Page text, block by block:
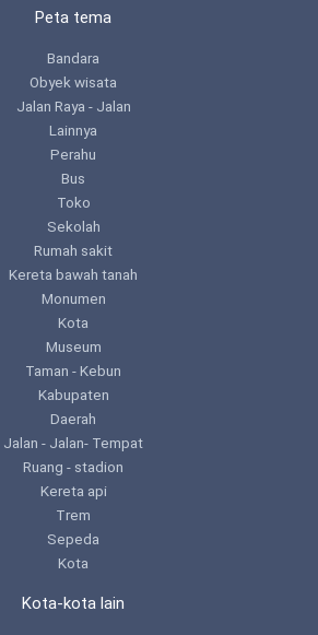
Peta tema
Bandara
Obyek wisata
Jalan Raya - Jalan
Lainnya
Perahu
Bus
Toko
Sekolah
Rumah sakit
Kereta bawah tanah
Monumen
Kota
Museum
Taman - Kebun
Kabupaten
Daerah
Jalan - Jalan- Tempat
Ruang - stadion
Kereta api
Trem
Sepeda
Kota
Kota-kota lain